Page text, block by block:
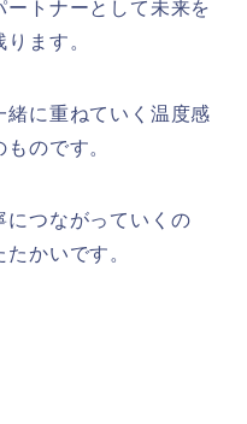
トナーとして未来を
ます。
緒に重ねていく温度感
のです。
につながっていくの
かいです。